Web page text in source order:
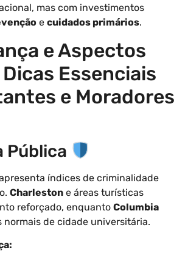
mas com investimentos
e cuidados primários.
e Aspectos
Essenciais
e Moradores
Pública
índices de criminalidade
Charleston e áreas turísticas
reforçado, enquanto Columbia
normais de cidade universitária.